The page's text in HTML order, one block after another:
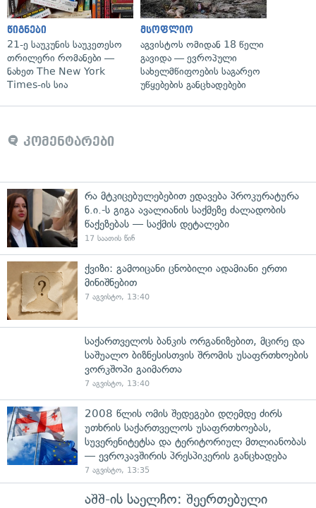
წიგნები
21-ე საუკუნის საუკეთესო
თრილერი რომანები —
ნახეთ The New York
Times-ის სია
მსოფლიო
აგვისტოს ომიდან 18 წელი
გავიდა — ევროპული
სახელმწიფოების საგარეო
უწყებების განცხადებები
კომენტარები
რა მტკიცებულებებით ედავება პროკურატურა
ნ.ი.-ს გიგა ავალიანის საქმეზე ძალადობის
წაქეზებას — საქმის დეტალები
17 საათის წინ
ქვიზი: გამოიცანი ცნობილი ადამიანი ერთი
მინიშნებით
7 აგვისტო, 13:40
საქართველოს ბანკის ორგანიზებით, მცირე და
საშუალო ბიზნესისთვის შრომის უსაფრთხოების
ვორკშოპი გაიმართა
7 აგვისტო, 13:40
2008 წლის ომის შედეგები დღემდე ძირს
უთხრის საქართველოს უსაფრთხოებას,
სუვერენიტეტსა და ტერიტორიულ მთლიანობას
— ევროკავშირის პრესპიკერის განცხადება
7 აგვისტო, 13:35
აშშ-ის საელჩო: შეერთებული